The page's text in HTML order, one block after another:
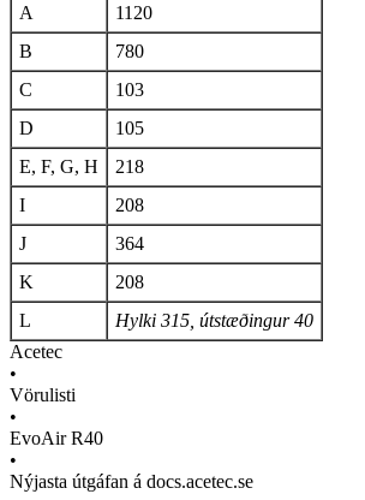
A
1120
B
780
C
103
D
105
E, F, G, H
218
I
208
J
364
K
208
L
Hylki 315, útstæðingur 40
Acetec
•
Vörulisti
•
EvoAir R40
•
Nýjasta útgáfan á docs.acetec.se